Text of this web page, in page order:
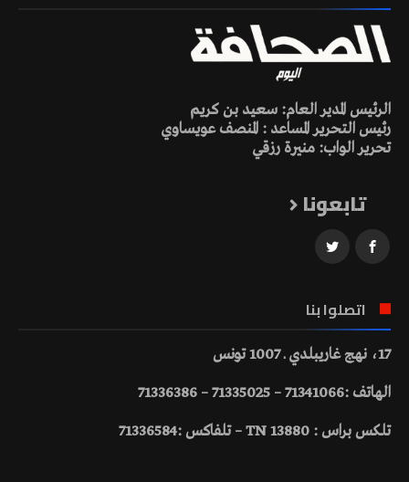
الرئيس المدير العام: سعيد بن كريم
رئيس التحرير المساعد : المنصف عويساوي
تحرير الواب: منيرة رزقي
تابعونا
اتصلوا بنا
17، نهج غاريبلدي ـ 1007 تونس
الهاتف :71341066 – 71335025 – 71336386
تلكس براس : 13880 TN – تلفاكس :71336584